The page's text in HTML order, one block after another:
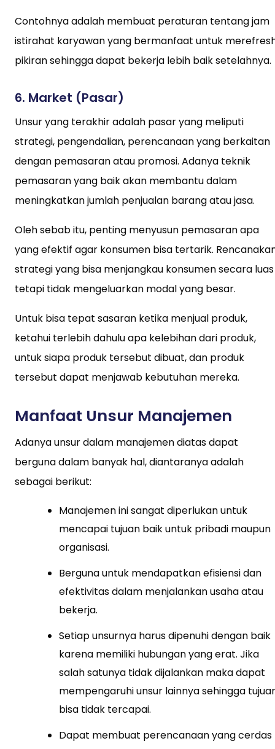
Contohnya adalah membuat peraturan tentang jam
istirahat karyawan yang bermanfaat untuk
pikiran sehingga dapat bekerja lebih baik setelahnya.
6. Market (Pasar)
Unsur yang terakhir adalah pasar yang meliputi
strategi, pengendalian, perencanaan yang berkaitan
dengan pemasaran atau promosi. Adanya teknik
pemasaran yang baik akan membantu dalam
meningkatkan jumlah penjualan barang atau jasa.
Oleh sebab itu, penting menyusun pemasaran apa
yang efektif agar konsumen bisa tertarik.
strategi yang bisa menjangkau konsumen secara luas
tetapi tidak mengeluarkan modal yang besar.
Untuk bisa tepat sasaran ketika menjual produk,
ketahui terlebih dahulu apa kelebihan dari produk,
untuk siapa produk tersebut dibuat, dan produk
tersebut dapat menjawab kebutuhan mereka.
Manfaat Unsur Manajemen
Adanya unsur dalam manajemen diatas dapat
berguna dalam banyak hal, diantaranya adalah
sebagai berikut:
Manajemen ini sangat diperlukan untuk
mencapai tujuan baik untuk pribadi maupun
organisasi.
Berguna untuk mendapatkan efisiensi dan
efektivitas dalam menjalankan usaha atau
bekerja.
Setiap unsurnya harus dipenuhi dengan baik
karena memiliki hubungan yang erat. Jika
salah satunya tidak dijalankan maka dapat
mempengaruhi unsur lainnya sehingga
bisa tidak tercapai.
Dapat membuat perencanaan yang cerdas